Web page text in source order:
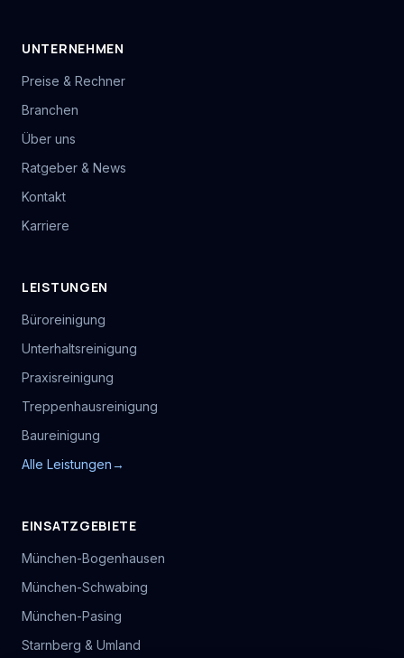
UNTERNEHMEN
Preise & Rechner
Branchen
Über uns
Ratgeber & News
Kontakt
Karriere
LEISTUNGEN
Büroreinigung
Unterhaltsreinigung
Praxisreinigung
Treppenhausreinigung
Baureinigung
Alle Leistungen→
EINSATZGEBIETE
München-Bogenhausen
München-Schwabing
München-Pasing
Starnberg & Umland